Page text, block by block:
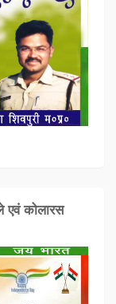
एवं कोलारस